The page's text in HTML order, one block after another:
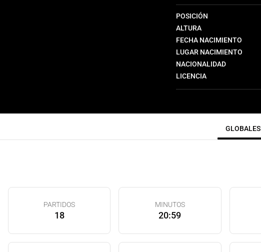
POSICIÓN
ALTURA
FECHA NACIMIENTO
LUGAR NACIMIENTO
NACIONALIDAD
LICENCIA
GLOBALES
PARTIDOS
18
MINUTOS
20:59